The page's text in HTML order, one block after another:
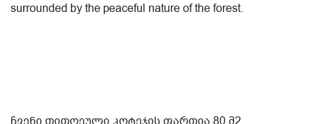
surrounded by the peaceful nature of the forest.